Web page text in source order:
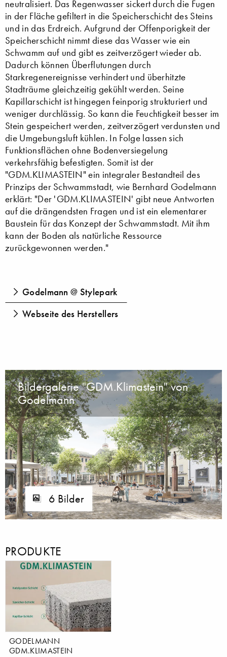
neutralisiert. Das Regenwasser sickert durch die Fugen
in der Fläche gefiltert in die Speicherschicht des Steins
und in das Erdreich. Aufgrund der Offenporigkeit der
Speicherschicht nimmt diese das Wasser wie ein
Schwamm auf und gibt es zeitverzögert wieder ab.
Dadurch können Überflutungen durch
Starkregenereignisse verhindert und überhitzte
Stadträume gleichzeitig gekühlt werden. Seine
Kapillarschicht ist hingegen feinporig strukturiert und
weniger durchlässig. So kann die Feuchtigkeit besser im
Stein gespeichert werden, zeitverzögert verdunsten und
die Umgebungsluft kühlen. In Folge lassen sich
Funktionsflächen ohne Bodenversiegelung
verkehrsfähig befestigten. Somit ist der
"GDM.KLIMASTEIN" ein integraler Bestandteil des
Prinzips der Schwammstadt, wie Bernhard Godelmann
erklärt: "Der 'GDM.KLIMASTEIN' gibt neue Antworten
auf die drängendsten Fragen und ist ein elementarer
Baustein für das Konzept der Schwammstadt. Mit ihm
kann der Boden als natürliche Ressource
zurückgewonnen werden."
Godelmann @ Stylepark
Webseite des Herstellers
Bildergalerie "GDM.Klimastein" von
Godelmann
6 Bilder
PRODUKTE
GODELMANN
GDM.KLIMASTEIN